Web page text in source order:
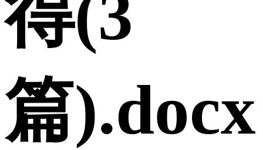
得(3
篇).docx